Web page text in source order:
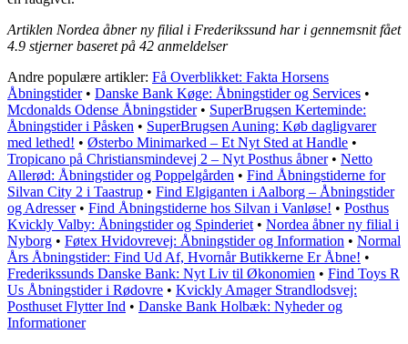
Artiklen Nordea åbner ny filial i Frederikssund har i gennemsnit fået
4.9 stjerner baseret på 42 anmeldelser
Andre populære artikler: Få Overblikket: Fakta Horsens
Åbningstider• Danske Bank Køge: Åbningstider og Services •
Mcdonalds Odense Åbningstider• SuperBrugsen Kerteminde:
Åbningstider i Påsken • SuperBrugsen Auning: Køb dagligvarer
med lethed! • Østerbo Minimarked – Et Nyt Sted at Handle •
Tropicano på Christiansmindevej 2 – Nyt Posthus åbner• Netto
Allerød: Åbningstider og Poppelgården • Find Åbningstiderne for
Silvan City 2 i Taastrup • Find Elgiganten i Aalborg – Åbningstider
og Adresser• Find Åbningstiderne hos Silvan i Vanløse! • Posthus
Kvickly Valby: Åbningstider og Spinderiet • Nordea åbner ny filial i
Nyborg • Føtex Hvidovrevej: Åbningstider og Information • Normal
Års Åbningstider: Find Ud Af, Hvornår Butikkerne Er Åbne! •
Frederikssunds Danske Bank: Nyt Liv til Økonomien • Find Toys R
Us Åbningstider i Rødovre • Kvickly Amager Strandlodsvej:
Posthuset Flytter Ind • Danske Bank Holbæk: Nyheder og
Informationer